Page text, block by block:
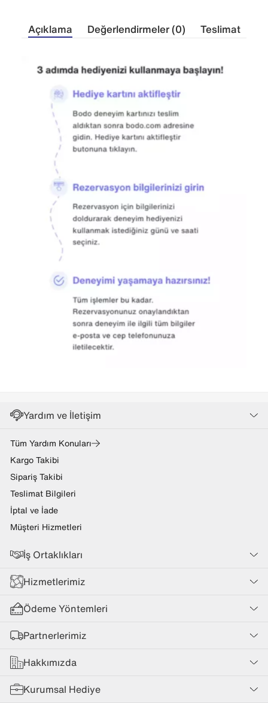
Açıklama Değerlendirmeler (0) Teslimat
Yardım ve İletişim
Tüm Yardım Konuları
Kargo Takibi
Sipariş Takibi
Teslimat Bilgileri
İptal ve İade
Müşteri Hizmetleri
İş Ortaklıkları
Hizmetlerimiz
Ödeme Yöntemleri
Partnerlerimiz
Hakkımızda
Kurumsal Hediye